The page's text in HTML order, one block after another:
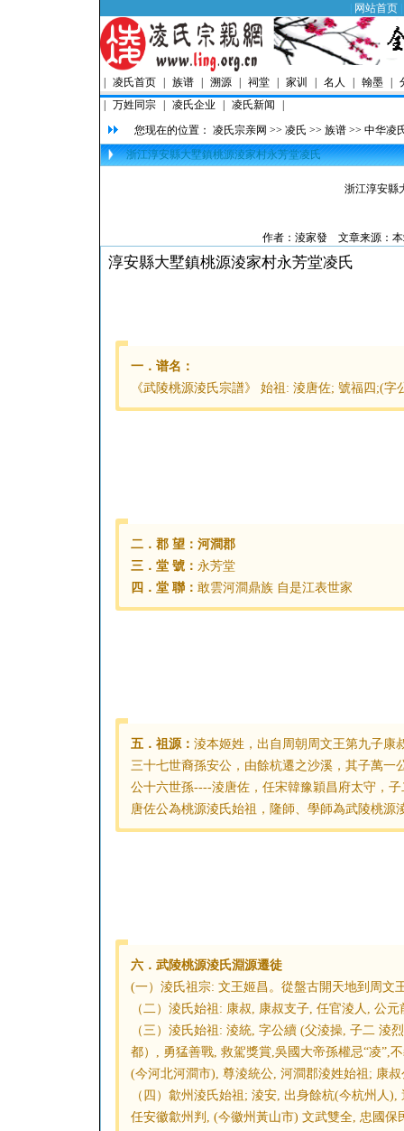
网站首页
凌氏首页 族谱 溯源 祠堂 家训 名人 翰墨
万姓同宗 凌氏企业 凌氏新闻
您现在的位置： 凌氏宗亲网 >> 凌氏 >> 族谱 >> 中华凌
浙江淳安縣大墅鎮桃源淩家村永芳堂凌氏
浙江淳安縣
作者： 淩家發 文章来源：
淳安縣大墅鎮桃源淩家村永芳堂凌氏
一．谱名：
《武陵桃源淩氏宗譜》 始祖: 淩唐佐; 號福四;(
二．郡 望：河澗郡
三．堂 號： 永芳堂
四．堂 聯： 敢雲河澗鼎族 自是江表世家
五．祖源： 淩本姬姓，出自周朝周文王第九子康
三十七世裔孫安公，由餘杭遷之沙溪，其子萬
公十六世孫----淩唐佐，任宋韓豫穎昌府太守，
唐佐公為桃源淩氏始祖，隆師、學師為武陵桃源
六．武陵桃源淩氏淵源遷徒
(一）淩氏祖宗: 文王姬昌。從盤古開天地到周文
（二）淩氏始祖: 康叔, 康叔支子, 任官淩人, 公
（三）淩氏始祖: 淩統, 字公續 (父淩操, 子二 淩
都）, 勇猛善戰, 救駕獎賞,吳國大帝孫權忌“凌”,
(今河北河澗市), 尊淩統公, 河澗郡淩姓始祖; 康
（四）歙州淩氏始祖; 淩安, 出身餘杭(今杭州人
任安徽歙州判, (今徽州黃山市) 文武雙全, 忠國